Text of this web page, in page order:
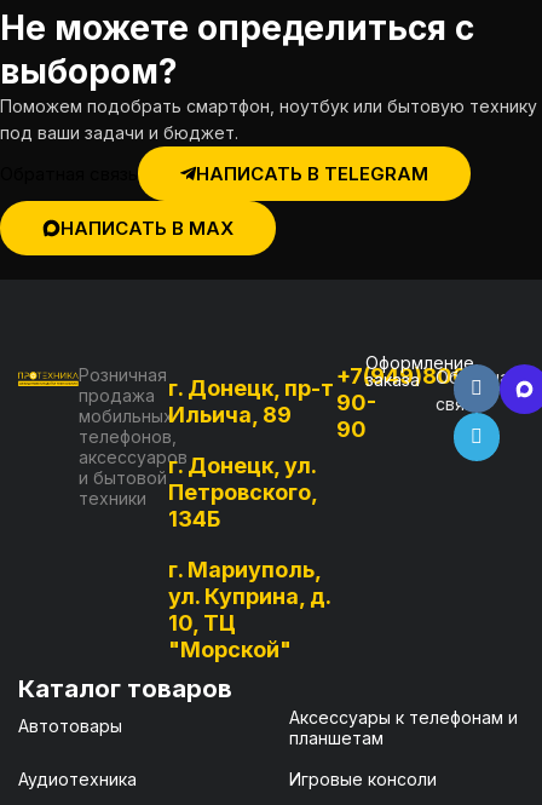
Не можете определиться с
выбором?
Поможем подобрать смартфон, ноутбук или бытовую технику
под ваши задачи и бюджет.
НАПИСАТЬ В TELEGRAM
НАПИСАТЬ В MAX
Розничная
продажа
мобильных
телефонов,
аксессуаров
и бытовой
техники
г. Донецк, пр-т
Ильича, 89
г. Донецк, ул.
Петровского,
134Б
г. Мариуполь,
ул. Куприна, д.
10, ТЦ
"Морской"
+7(949)800-
90-
90
Оформление
заказа
Обратная
связь
Каталог товаров
Автотовары
Аксессуары к телефонам и
планшетам
Аудиотехника Игровые консоли